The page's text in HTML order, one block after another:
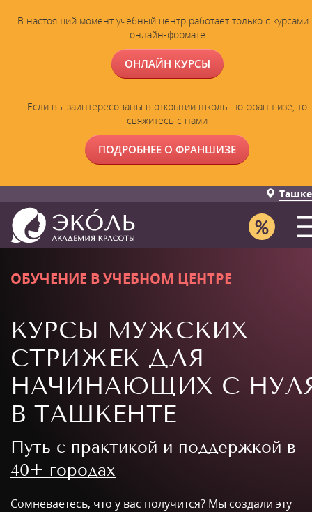
В настоящий момент учебный центр работает только с курсами
онлайн-формате
ОНЛАЙН КУРСЫ
Если вы заинтересованы в открытии школы по франшизе, то
свяжитесь с нами
ПОДРОБНЕЕ О ФРАНШИЗЕ
ОБУЧЕНИЕ В УЧЕБНОМ ЦЕНТРЕ
КУРСЫ МУЖСКИХ
СТРИЖЕК ДЛЯ
НАЧИНАЮЩИХ С
В ТАШКЕНТЕ
Путь с практикой и поддержкой в
40+ городах
Сомневаетесь, что у вас получится? Мы создали эту